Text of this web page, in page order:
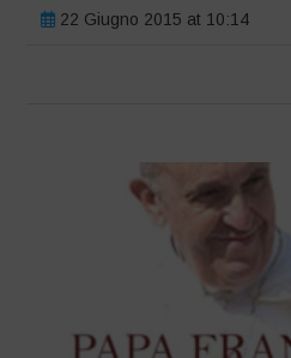
22 Giugno 2015 at 10:14